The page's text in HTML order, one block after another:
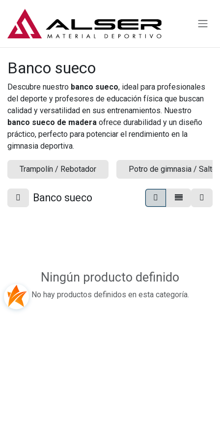
Banco sueco
Descubre nuestro banco sueco, ideal para profesionales
del deporte y profesores de educación física que buscan
calidad y versatilidad en sus entrenamientos. Nuestro
banco sueco de madera ofrece durabilidad y un diseño
práctico, perfecto para potenciar el rendimiento en la
gimnasia deportiva.
Trampolín / Rebotador Potro de gimnasia / Salto
Banco sueco
Ningún producto definido
No hay productos definidos en esta categoría.